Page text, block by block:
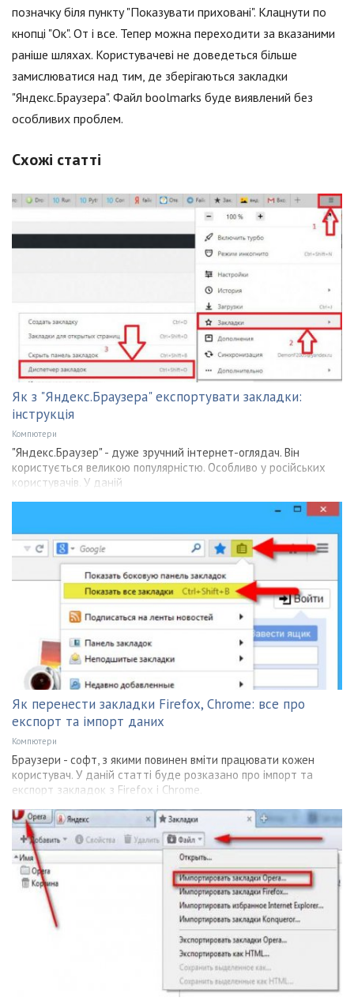
позначку біля пункту "Показувати приховані". Клацнути по
кнопці "Ок". От і все. Тепер можна переходити за вказаними
раніше шляхах. Користувачеві не доведеться більше
замислюватися над тим, де зберігаються закладки
"Яндекс.Браузера". Файл boolmarks буде виявлений без
особливих проблем.
Схожі статті
Як з "Яндекс.Браузера" експортувати закладки:
інструкція
Компютери
"Яндекс.Браузер" - дуже зручний інтернет-оглядач. Він
користується великою популярністю. Особливо у російських
користувачів. У даній
Як перенести закладки Firefox, Chrome: все про
експорт та імпорт даних
Компютери
Браузери - софт, з якими повинен вміти працювати кожен
користувач. У даній статті буде розказано про імпорт та
експорт закладок з Firefox і Chrome.